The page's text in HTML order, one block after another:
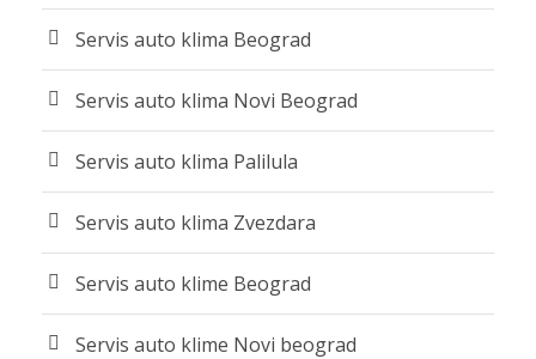
Servis auto klima Beograd
Servis auto klima Novi Beograd
Servis auto klima Palilula
Servis auto klima Zvezdara
Servis auto klime Beograd
Servis auto klime Novi beograd